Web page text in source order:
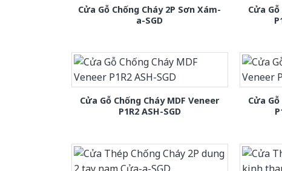
Cửa Gỗ Chống Cháy 2P Sơn Xám-
a-SGD
Cửa
Cửa Gỗ Chống Cháy MDF Veneer
P1R2 ASH-SGD
Cửa